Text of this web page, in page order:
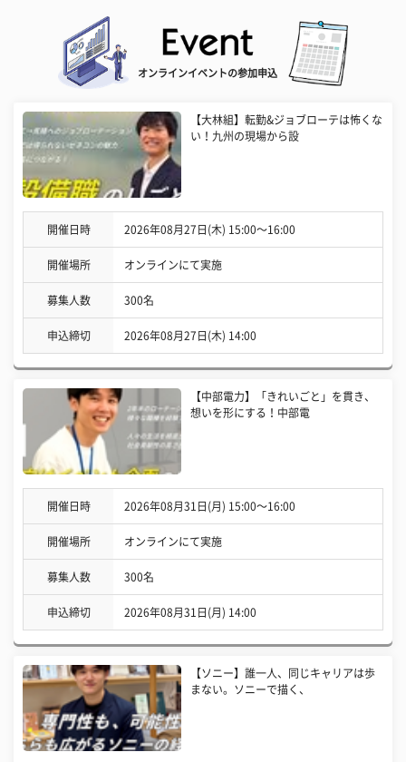
オンラインイベントの参加申込
【大林組】転勤&ジョブローテは怖くな
い！九州の現場から設
開催日時 2026年08月27日(木) 15:00〜16:00
開催場所 オンラインにて実施
募集人数 300名
申込締切 2026年08月27日(木) 14:00
【中部電力】「きれいごと」を貫き、
想いを形にする！中部電
開催日時 2026年08月31日(月) 15:00〜16:00
開催場所 オンラインにて実施
募集人数 300名
申込締切 2026年08月31日(月) 14:00
【ソニー】誰一人、同じキャリアは歩
まない。ソニーで描く、